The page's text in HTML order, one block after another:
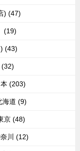
) (47)
(19)
(43)
(32)
(203)
海道 (9)
京 (48)
川 (12)